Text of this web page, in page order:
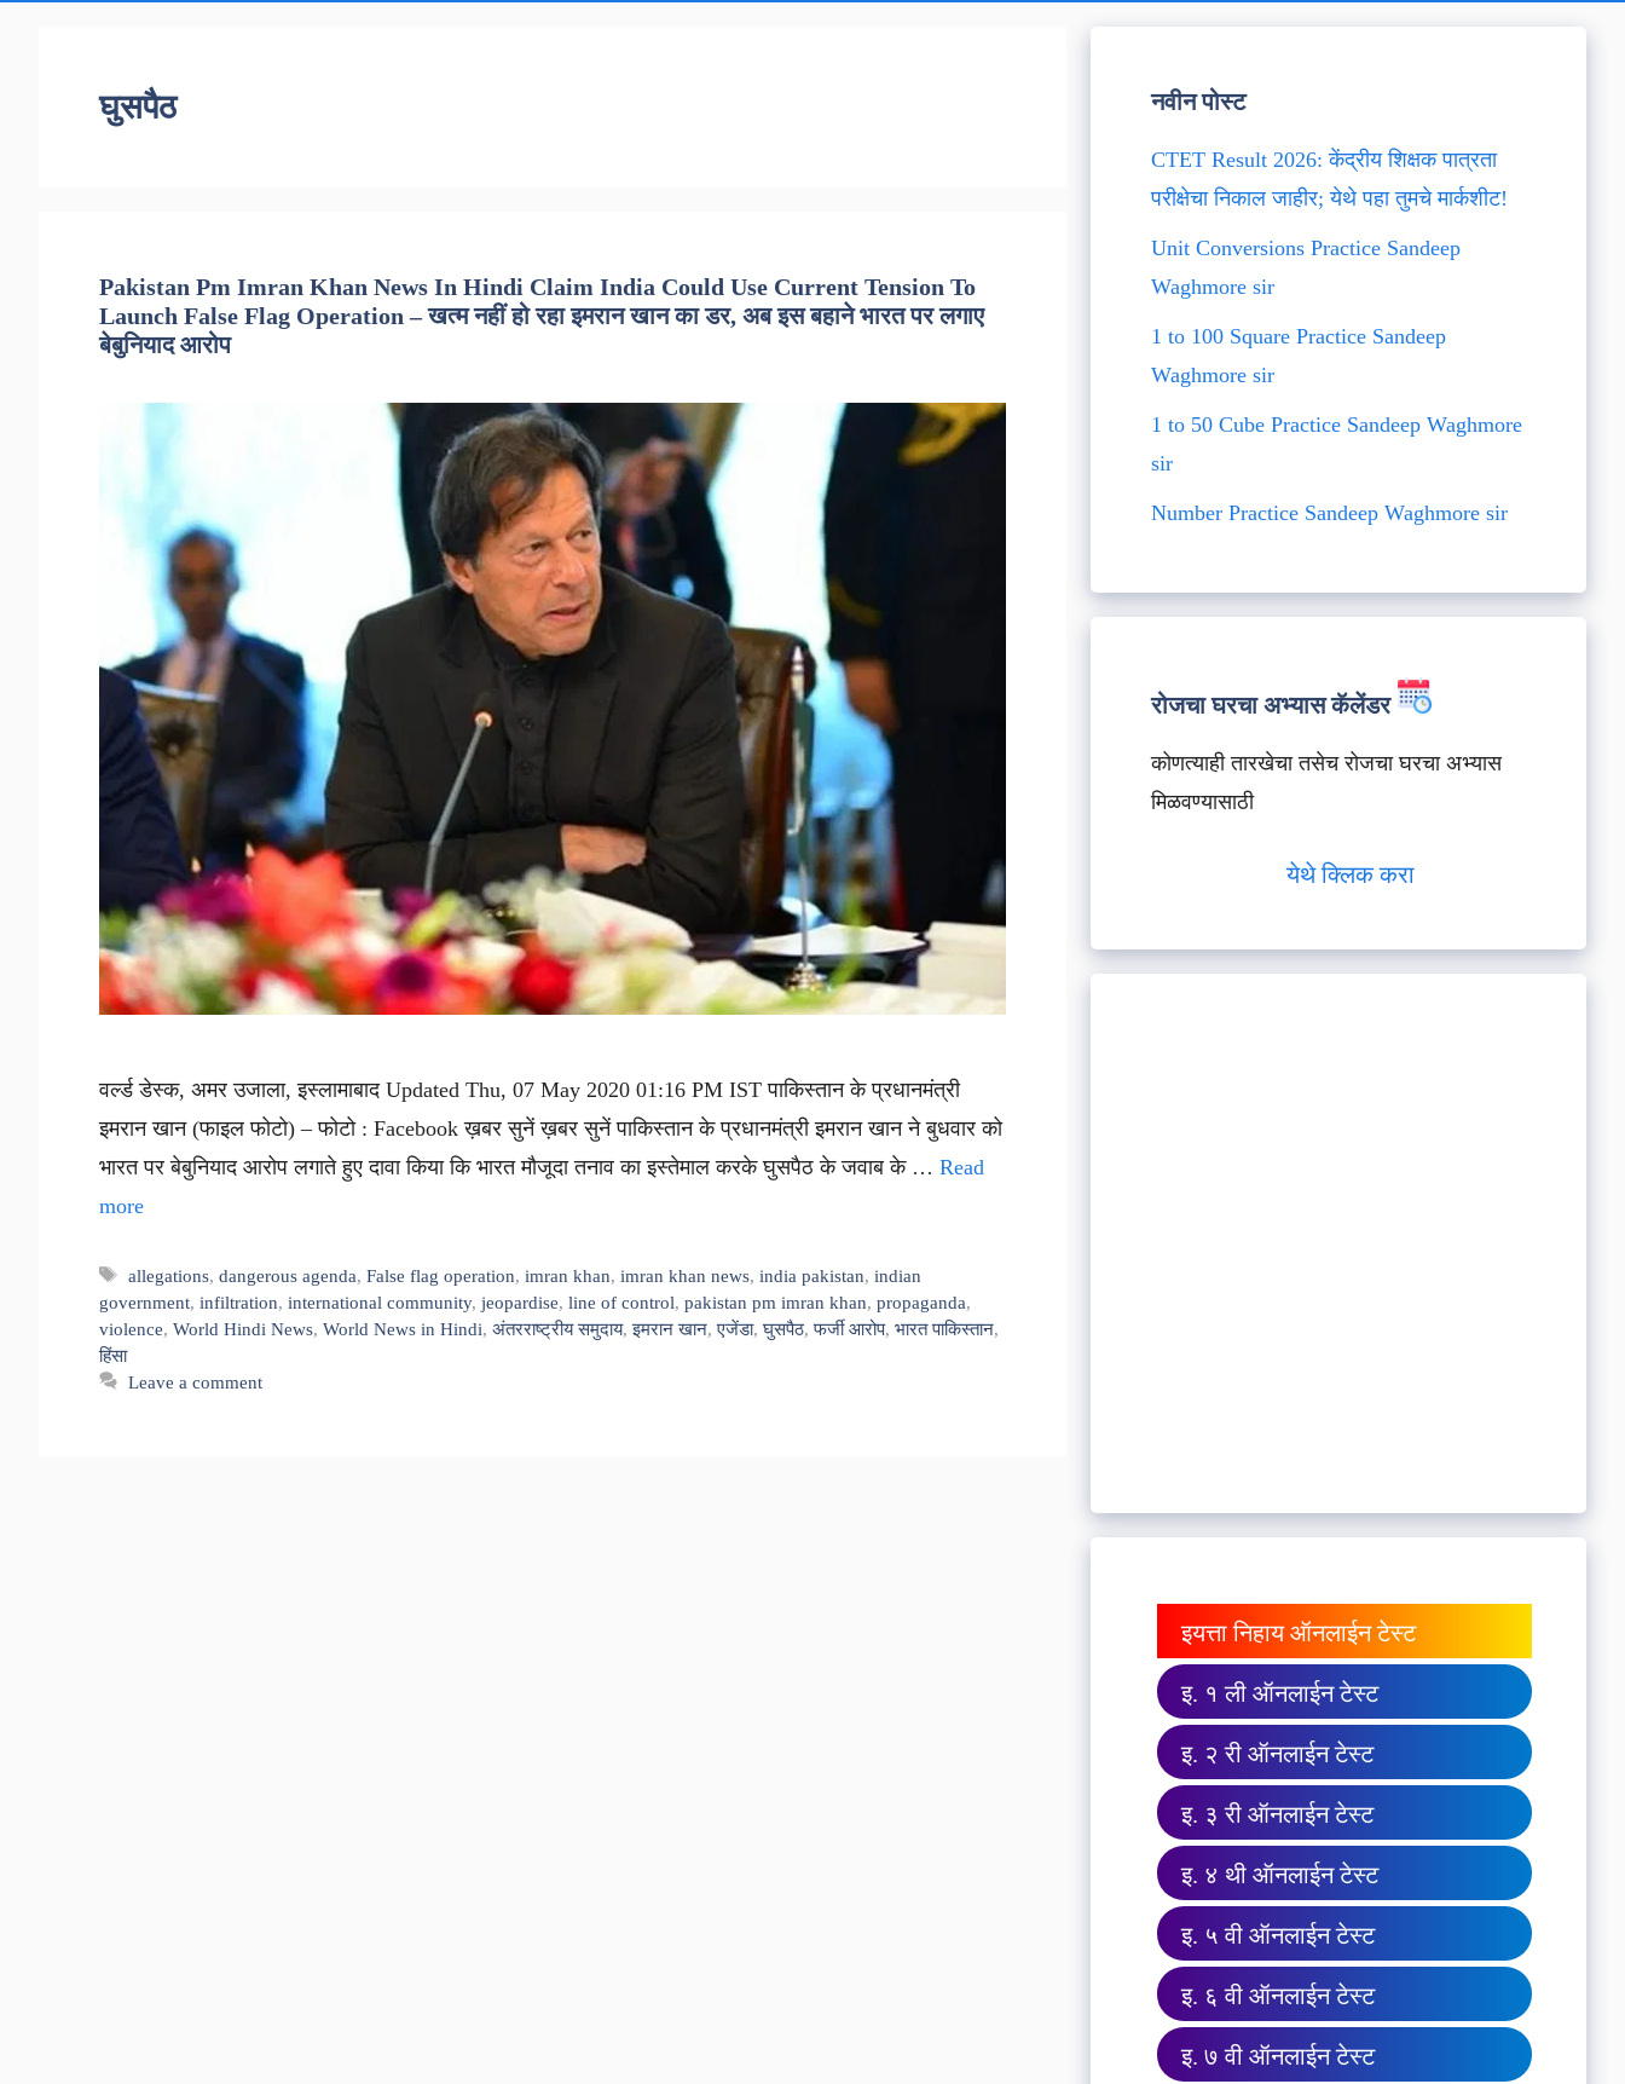
घुसपैठ
Pakistan Pm Imran Khan News In Hindi Claim India Could Use Current Tension To
Launch False Flag Operation – खत्म नहीं हो रहा इमरान खान का डर, अब इस बहाने भारत पर लगाए
बेबुनियाद आरोप
वर्ल्ड डेस्क, अमर उजाला, इस्लामाबाद Updated Thu, 07 May 2020 01:16 PM IST पाकिस्तान के प्रधानमंत्री
इमरान खान (फाइल फोटो) – फोटो : Facebook ख़बर सुनें ख़बर सुनें पाकिस्तान के प्रधानमंत्री इमरान खान ने बुधवार को
भारत पर बेबुनियाद आरोप लगाते हुए दावा किया कि भारत मौजूदा तनाव का इस्तेमाल करके घुसपैठ के जवाब के … Read
more
Tags
allegations,dangerous agenda,False flag operation,imran khan,imran khan news,india pakistan,indian
government, infiltration, international community, jeopardise, line of control, pakistan pm imran khan, propaganda,
violence, World Hindi News, World News in Hindi, अंतरराष्ट्रीय समुदाय,इमरान खान,एजेंडा,घुसपैठ,फर्जी आरोप, भारत पाकिस्तान,
हिंसा
Leave a comment
नवीन पोस्ट
CTET Result 2026: केंद्रीय शिक्षक पात्रता
परीक्षेचा निकाल जाहीर; येथे पहा तुमचे मार्कशीट!
Unit Conversions Practice Sandeep
Waghmore sir
1 to 100 Square Practice Sandeep
Waghmore sir
1 to 50 Cube Practice Sandeep Waghmore
sir
Number Practice Sandeep Waghmore sir
रोजचा घरचा अभ्यास कॅलेंडर
कोणत्याही तारखेचा तसेच रोजचा घरचा अभ्यास
मिळवण्यासाठी
येथे क्लिक करा
इयत्ता निहाय ऑनलाईन टेस्ट
इ. १ ली ऑनलाईन टेस्ट
इ. २ री ऑनलाईन टेस्ट
इ. ३ री ऑनलाईन टेस्ट
इ. ४ थी ऑनलाईन टेस्ट
इ. ५ वी ऑनलाईन टेस्ट
इ. ६ वी ऑनलाईन टेस्ट
इ. ७ वी ऑनलाईन टेस्ट